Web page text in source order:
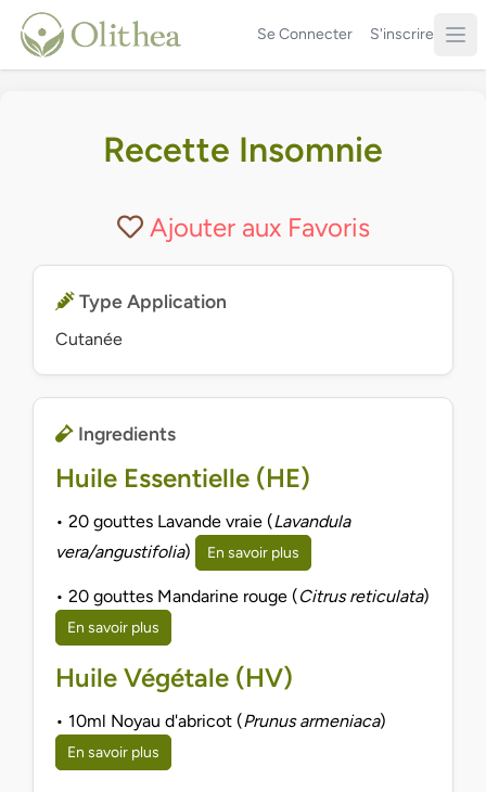
Se Connecter S'inscrire
Recette Insomnie
Ajouter aux Favoris
Type Application
Cutanée
Ingredients
Huile Essentielle (HE)
• 20 gouttes Lavande vraie (Lavandula
vera/angustifolia) En savoir plus
• 20 gouttes Mandarine rouge (Citrus reticulata)
En savoir plus
Huile Végétale (HV)
• 10ml Noyau d'abricot (Prunus armeniaca)
En savoir plus